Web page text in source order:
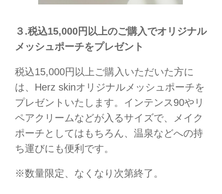
３.税込15,000円以上のご購入でオリジナル
メッシュポーチをプレゼント
税込15,000円以上ご購入いただいた方に
は、Herz skinオリジナルメッシュポーチを
プレゼントいたします。インテンス90やリ
ペアクリームなどが入るサイズで、メイク
ポーチとしてはもちろん、温泉などへの持
ち運びにも便利です。
※数量限定、なくなり次第終了。